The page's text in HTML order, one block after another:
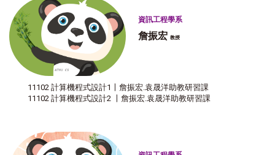
資訊工程學系
詹振宏 教授
11102 計算機程式設計1〡詹振宏.袁晟洋助教研習課
11102 計算機程式設計2 〡詹振宏.袁晟洋助教研習課